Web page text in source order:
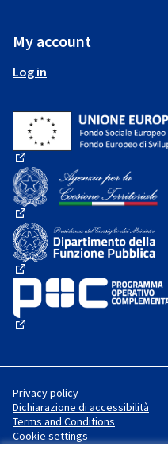
My account
Log in
(External link)
(External link)
(External link)
Privacy policy
Dichiarazione di accessibilità
Terms and Conditions
Cookie settings